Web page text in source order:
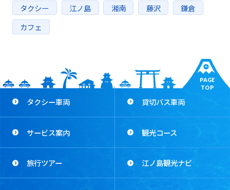
タクシー
江ノ島 湘南 藤沢
鎌倉
カフェ
PAGE
TOP
タクシー車両 貸切バス車両
サービス案内 観光コース
旅行ツアー 江ノ島観光ナビ